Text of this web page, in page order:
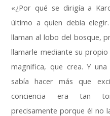
«¿Por qué se dirigía a
último a quien debía
llaman al lobo del bosque,
llamarle mediante su
magnifica, que crea. Y
sabía hacer más que
conciencia era tan
precisamente porque él no